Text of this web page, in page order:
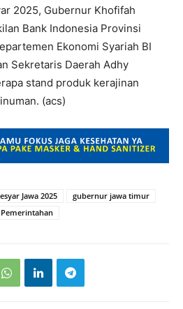
2025, Gubernur Khofifah
Bank Indonesia Provinsi
Ekonomi Syariah BI
Sekretaris Daerah Adhy
stand produk kerajinan
(acs)
Jawa 2025
gubernur jawa timur
Pemerintahan